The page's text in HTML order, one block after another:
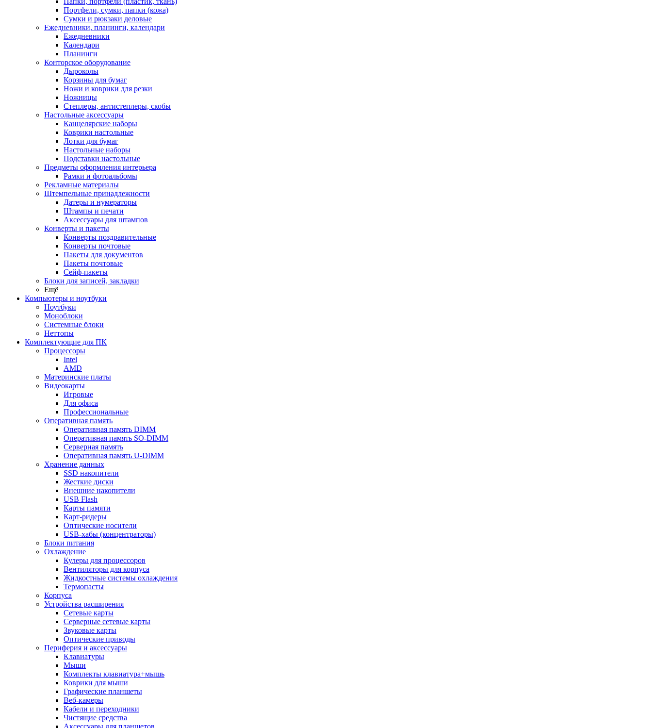
Портфели, сумки, папки (кожа)
Сумки и рюкзаки деловые
Ежедневники, планинги, календари
Ежедневники
Календари
Планинги
Конторское оборудование
Дыроколы
Корзины для бумаг
Ножи и коврики для резки
Ножницы
Степлеры, антистеплеры, скобы
Настольные аксессуары
Канцелярские наборы
Коврики настольные
Лотки для бумаг
Настольные наборы
Подставки настольные
Предметы оформления интерьера
Рамки и фотоальбомы
Рекламные материалы
Штемпельные принадлежности
Датеры и нумераторы
Штампы и печати
Аксессуары для штампов
Конверты и пакеты
Конверты поздравительные
Конверты почтовые
Пакеты для документов
Пакеты почтовые
Сейф-пакеты
Блоки для записей, закладки
Ещё
Компьютеры и ноутбуки
Ноутбуки
Моноблоки
Системные блоки
Неттопы
Комплектующие для ПК
Процессоры
Intel
AMD
Материнские платы
Видеокарты
Игровые
Для офиса
Профессиональные
Оперативная память
Оперативная память DIMM
Оперативная память SO-DIMM
Серверная память
Оперативная память U-DIMM
Хранение данных
SSD накопители
Жесткие диски
Внешние накопители
USB Flash
Карты памяти
Карт-ридеры
Оптические носители
USB-хабы (концентраторы)
Блоки питания
Охлаждение
Кулеры для процессоров
Вентиляторы для корпуса
Жидкостные системы охлаждения
Термопасты
Корпуса
Устройства расширения
Сетевые карты
Серверные сетевые карты
Звуковые карты
Оптические приводы
Периферия и аксессуары
Клавиатуры
Мыши
Комплекты клавиатура+мышь
Коврики для мыши
Графические планшеты
Веб-камеры
Кабели и переходники
Чистящие средства
Аксессуары для планшетов